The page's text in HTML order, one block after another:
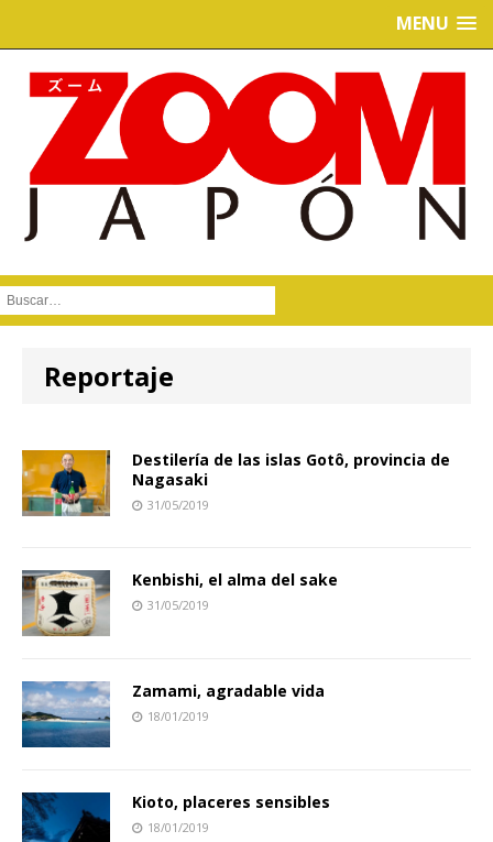
MENU
Buscar :
Reportaje
Destilería de las islas Gotô, provincia de
Nagasaki
31/05/2019
Kenbishi, el alma del sake
31/05/2019
Zamami, agradable vida
18/01/2019
Kioto, placeres sensibles
18/01/2019